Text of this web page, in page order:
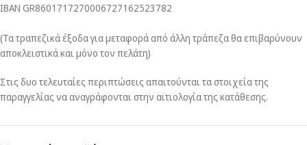
ΙΒΑΝ GR8601717270006727162523782
(Τα τραπεζικά έξοδα για μεταφορά από άλλη τράπεζα θα επιβαρύνουν
αποκλειστικά και μόνο τον πελάτη)
Στις δυο τελευταίες περιπτώσεις απαιτούνται τα στοιχεία της
παραγγελίας να αναγράφονται στην αιτιολογία της κατάθεσης.